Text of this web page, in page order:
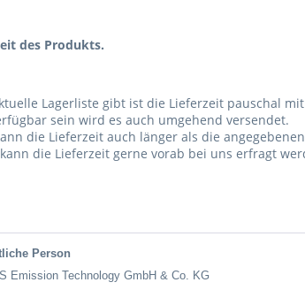
des Produkts.
Lagerliste gibt ist die Lieferzeit pauschal
sein wird es auch umgehend versendet.
die Lieferzeit auch länger als die
die Lieferzeit gerne vorab bei uns erfragt
Person
Emission Technology GmbH & Co. KG